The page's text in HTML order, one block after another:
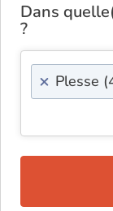
Dans
?
× Plesse